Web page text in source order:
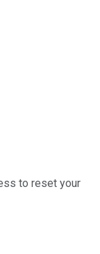
to reset your